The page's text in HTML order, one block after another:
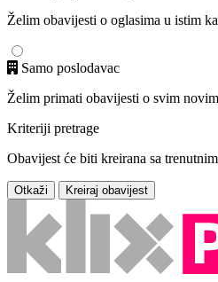
Želim obavijesti o oglasima u istim
Samo poslodavac
Želim primati obavijesti o svim
Kriteriji pretrage
Obavijest će biti kreirana sa
Otkaži Kreiraj obavijest